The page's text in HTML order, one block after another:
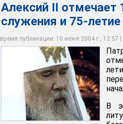
Алексий II отмечает
служения и 75-
время публикации: 10 июня 2004 г., 12:57
В